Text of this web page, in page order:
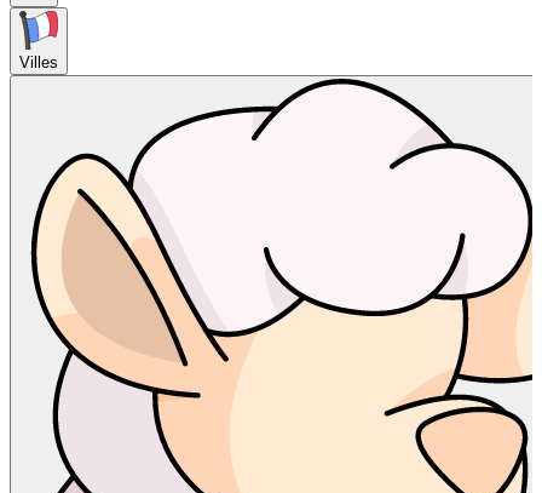
Villes